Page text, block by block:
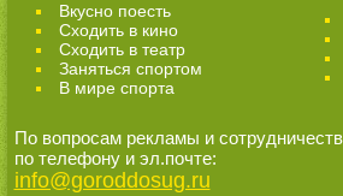
Вкусно поесть
Сходить в кино
Cходить в театр
Заняться спортом
В мире спорта
По вопросам рекламы и
по телефону и эл.почте:
info@goroddosug.ru